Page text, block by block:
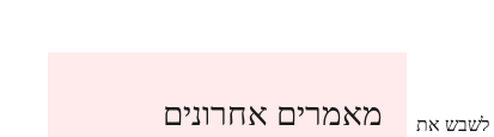
לשבש את
מאמרים אחרונים